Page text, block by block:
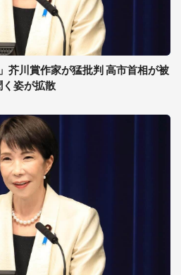
芥川賞作家が猛批判 高市首相が被
姿が拡散